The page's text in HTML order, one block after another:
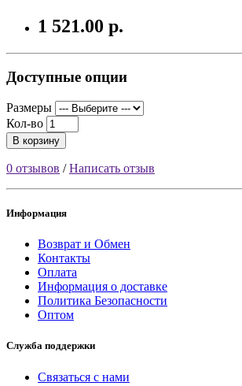
1 521.00 р.
Доступные опции
Размеры
Кол-во
В корзину
0 отзывов /Написать отзыв
Информация
Возврат и Обмен
Контакты
Оплата
Информация о доставке
Политика Безопасности
Оптом
Служба поддержки
Связаться с нами